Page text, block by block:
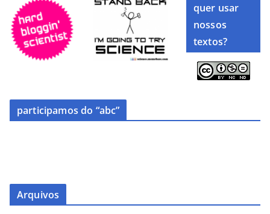
quer usar
nossos
textos?
participamos do “abc”
Arquivos